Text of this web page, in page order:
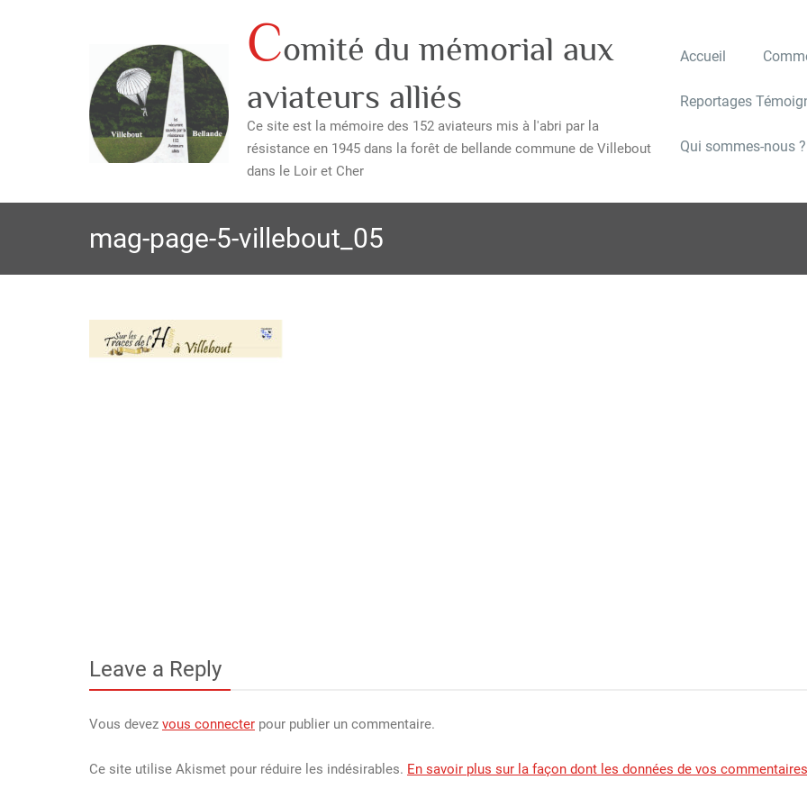
Comité du mémorial aux
aviateurs alliés
Ce site est la mémoire des 152 aviateurs mis à l'abri par la
résistance en 1945 dans la forêt de bellande commune de Villebout
dans le Loir et Cher
Accueil
Reportages
Qui sommes-nous ?
mag-page-5-villebout_05
Leave a Reply
Vous devez vous connecter pour publier un commentaire.
Ce site utilise Akismet pour réduire les indésirables. En savoir plus sur la façon dont les données de vos